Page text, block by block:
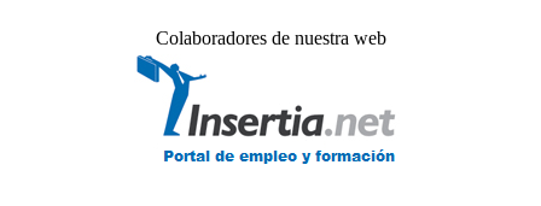
Colaboradores de nuestra web